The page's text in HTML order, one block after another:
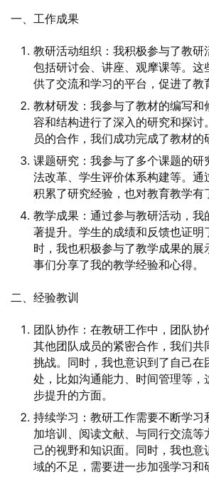
一、工作成果
教研活动组织：我积极参与了教研
包括研讨会、讲座、观摩课等。这
供了交流和学习的平台，促进了教
教材研发：我参与了教材的编写和
容和结构进行了深入的研究和探讨
员的合作，我们成功完成了教材的
课题研究：我参与了多个课题的研
法改革、学生评价体系构建等。通
积累了研究经验，也对教育教学有
教学成果：通过参与教研活动，我
著提升。学生的成绩和反馈也证明
时，我也积极参与了教学成果的展
事们分享了我的教学经验和心得。
二、经验教训
团队协作：在教研工作中，团队协
其他团队成员的紧密合作，我们共
挑战。同时，我也意识到了自己在
处，比如沟通能力、时间管理等，
步提升的方面。
持续学习：教研工作需要不断学习
加培训、阅读文献、与同行交流等
己的视野和知识面。同时，我也意
域的不足，需要进一步加强学习和